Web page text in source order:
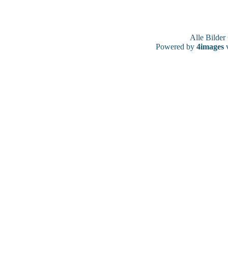
Alle
Powered by 4images